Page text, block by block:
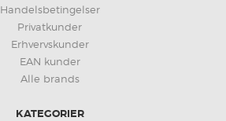
Handelsbetingelser
Privatkunder
Erhvervskunder
EAN kunder
Alle brands
KATEGORIER